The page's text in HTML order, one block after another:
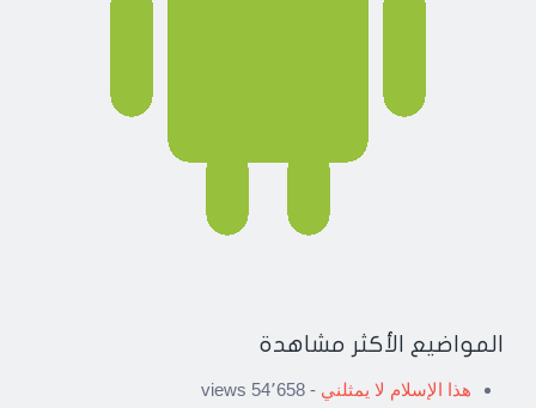
المواضيع الأكثر مشاهدة
هذا الإسلام لا يمثلني - 54٬658 views